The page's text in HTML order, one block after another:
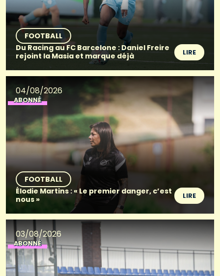
FOOTBALL
Du Racing au FC Barcelone : Daniel Freire
rejoint la Masia et marque déjà
LIRE
04/08/2026
ABONNÉ
FOOTBALL
Élodie Martins : « Le premier danger, c’est
nous »
LIRE
03/08/2026
ABONNÉ